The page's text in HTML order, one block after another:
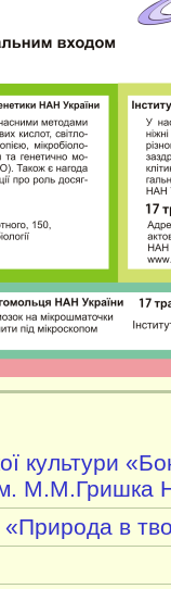
культури
М.М.Гришка
«Природа в